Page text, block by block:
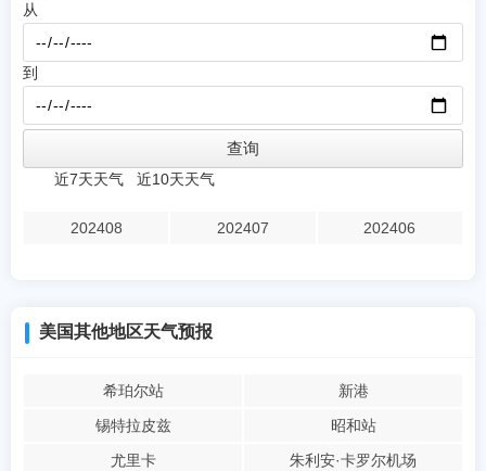
从
到
近7天天气 近10天天气
202408 202407 202406
美国其他地区天气预报
希珀尔站
新港
锡特拉皮兹
昭和站
尤里卡
朱利安·卡罗尔机场